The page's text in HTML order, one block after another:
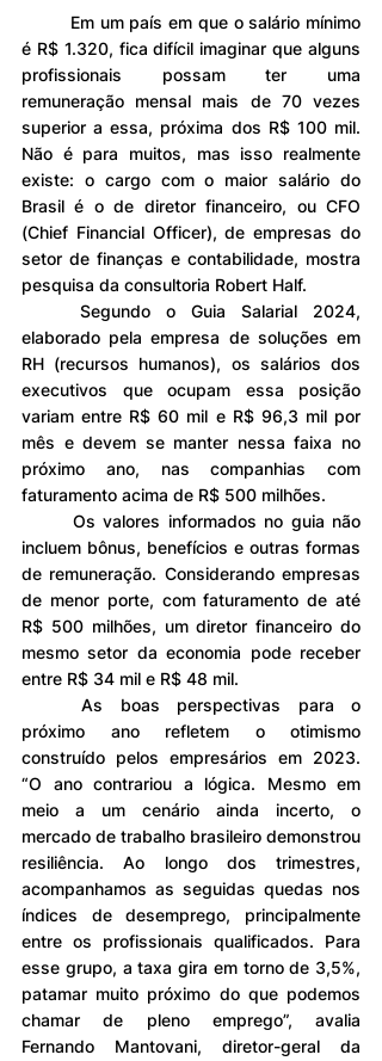
é R$ 1.320, fica difícil imaginar que alguns
profissionais possam ter uma
remuneração mensal mais de 70 vezes
superior a essa, próxima dos R$ 100 mil.
Não é para muitos, mas isso realmente
existe: o cargo com o maior salário do
Brasil é o de diretor financeiro, ou CFO
(Chief Financial Officer), de empresas do
setor de finanças e contabilidade, mostra
pesquisa da consultoria Robert Half.
elaborado pela empresa de soluções em
RH (recursos humanos), os salários dos
executivos que ocupam essa posição
variam entre R$ 60 mil e R$ 96,3 mil por
mês e devem se manter nessa faixa no
próximo ano, nas companhias com
faturamento acima de R$ 500 milhões.
incluem bônus, benefícios e outras formas
de remuneração. Considerando empresas
de menor porte, com faturamento de até
R$ 500 milhões, um diretor financeiro do
mesmo setor da economia pode receber
entre R$ 34 mil e R$ 48 mil.
	As boas perspectivas para o
próximo ano refletem o otimismo
construído pelos empresários em 2023.
“O ano contrariou a lógica. Mesmo em
meio a um cenário ainda incerto, o
mercado de trabalho brasileiro demonstrou
resiliência. Ao longo dos trimestres,
acompanhamos as seguidas quedas nos
índices de desemprego, principalmente
entre os profissionais qualificados. Para
esse grupo, a taxa gira em torno de 3,5%,
patamar muito próximo do que podemos
chamar de pleno emprego”, avalia
Fernando Mantovani, diretor-geral da